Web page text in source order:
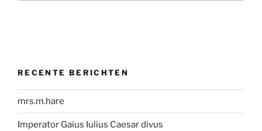
RECENTE BERICHTEN
mrs.m.hare
Imperator Gaius Iulius Caesar divus